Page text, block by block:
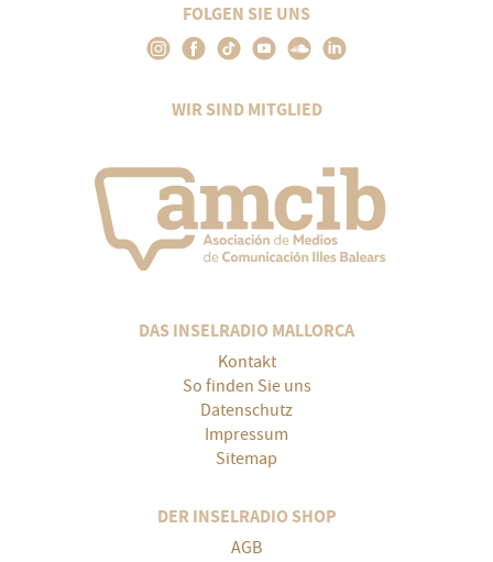
FOLGEN SIE UNS
WIR SIND MITGLIED
DAS INSELRADIO MALLORCA
Kontakt
So finden Sie uns
Datenschutz
Impressum
Sitemap
DER INSELRADIO SHOP
AGB